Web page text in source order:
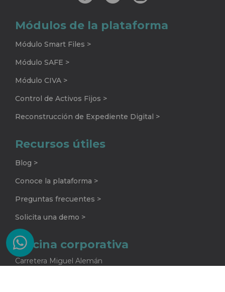
Módulos de la plataforma
Módulo Smart Files >
Módulo SAFE >
Módulo CIVA >
Control de Activos Fijos >
Reconstrucción de Expediente Digital >
Recursos útiles
Blog >
Conoce la plataforma >
Preguntas frecuentes >
Solicita una demo >
Oficina corporativa
Carretera Miguel Alemán